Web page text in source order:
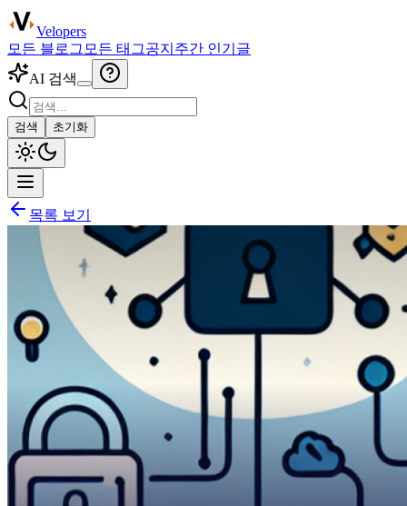
Velopers
모든 블로그 모든 태그공지 주간 인기글
AI 검색
검색 초기화
목록 보기